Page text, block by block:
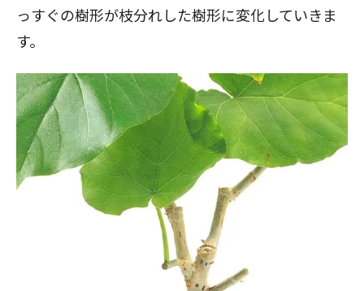
っすぐの樹形が枝分れした樹形に変化していきま
す。